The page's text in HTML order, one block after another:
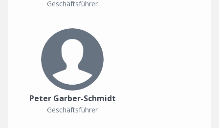
Geschäftsführer
Peter Garber-Schmidt
Geschäftsführer